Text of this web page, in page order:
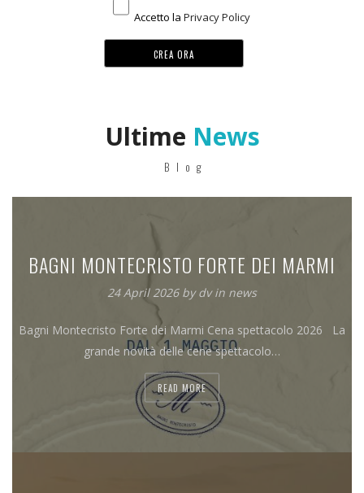
Accetto la Privacy Policy
Ultime News
Blog
BAGNI MONTECRISTO FORTE DEI MARMI
24 April 2026 bydvin news
Bagni Montecristo Forte dei Marmi Cena spettacolo 2026 La
grande novità delle cene spettacolo…
READ MORE